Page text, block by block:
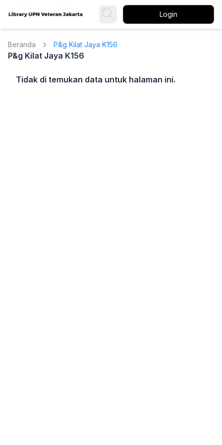
Login
Beranda P&g Kilat Jaya K156
P&g Kilat Jaya K156
Tidak di temukan data untuk halaman ini.